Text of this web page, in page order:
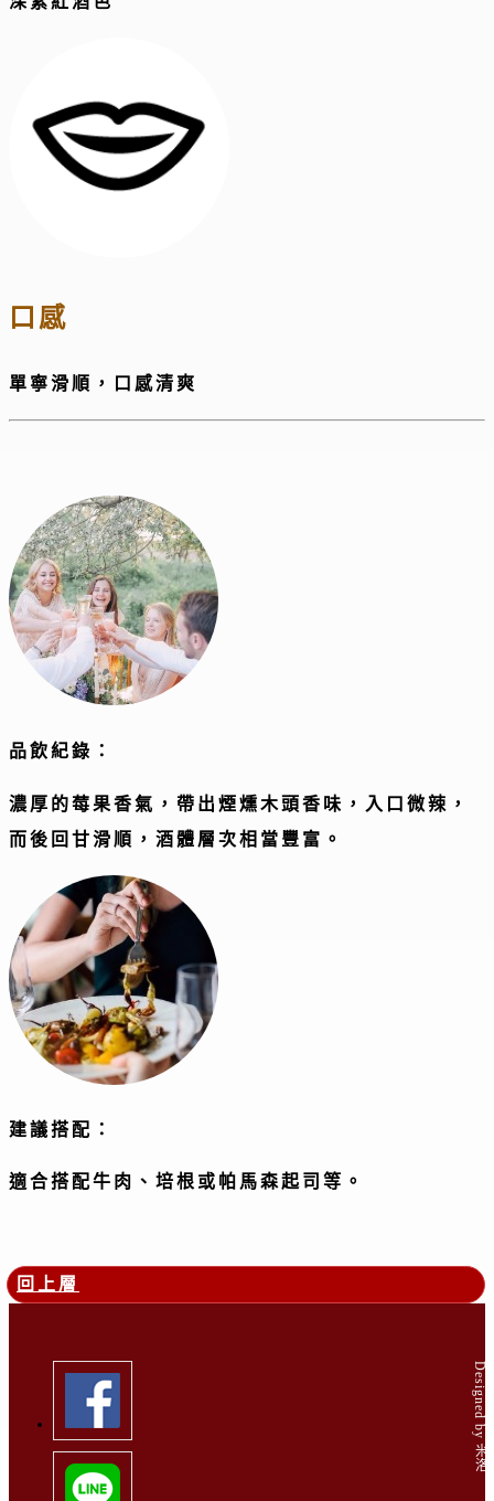
口感
單寧滑順，口感清爽
品飲紀錄：
濃厚的莓果香氣，帶出煙燻木頭香味，入口微辣，
而後回甘滑順，酒體層次相當豐富。
建議搭配：
適合搭配牛肉、培根或帕馬森起司等。
回上層
Designed by 米洛